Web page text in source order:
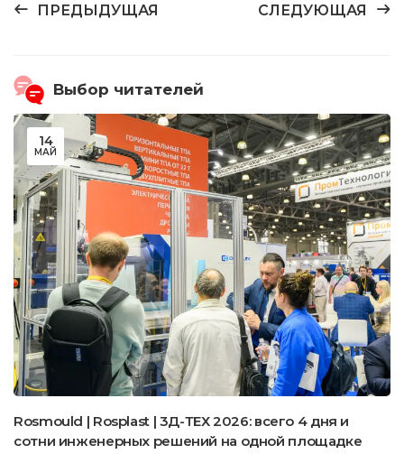
ПРЕДЫДУЩАЯ СЛЕДУЮЩАЯ
Выбор читателей
14
МАЙ
Rosmould | Rosplast | 3Д-ТЕХ 2026: всего 4 дня и
сотни инженерных решений на одной площадке